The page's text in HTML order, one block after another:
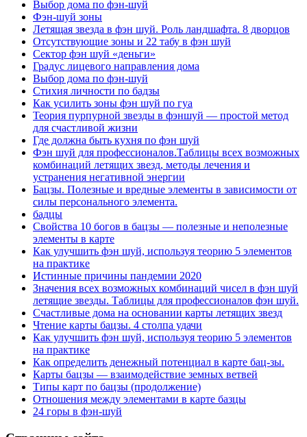
Выбор дома по фэн-шуй
Фэн-шуй зоны
Летящая звезда в фэн шуй. Роль ландшафта. 8 дворцов
Отсутствующие зоны и 22 табу в фэн шуй
Сектор фэн шуй «деньги»
Градус лицевого направления дома
Выбор дома по фэн-шуй
Стихия личности по бадзы
Как усилить зоны фэн шуй по гуа
Теория пурпурной звезды в фэншуй — простой метод
для счастливой жизни
Где должна быть кухня по фэн шуй
Фэн шуй для профессионалов.Таблицы всех возможных
комбинаций летящих звезд, методы лечения и
устранения негативной энергии
Бацзы. Полезные и вредные элементы в зависимости от
силы персонального элемента.
бадцы
Свойства 10 богов в бацзы — полезные и неполезные
элементы в карте
Как улучшить фэн шуй, используя теорию 5 элементов
на практике
Истинные причины пандемии 2020
Значения всех возможных комбинаций чисел в фэн шуй
летящие звезды. Таблицы для профессионалов фэн шуй.
Счастливые дома на основании карты летящих звезд
Чтение карты бацзы. 4 столпа удачи
Как улучшить фэн шуй, используя теорию 5 элементов
на практике
Как определить денежный потенциал в карте бац-зы.
Карты бацзы — взаимодействие земных ветвей
Типы карт по бацзы (продолжение)
Отношения между элементами в карте базцы
24 горы в фэн-шуй